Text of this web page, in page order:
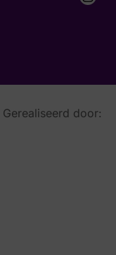
door: